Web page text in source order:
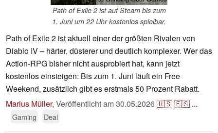
Path of Exile 2 ist auf Steam bis zum
1. Juni um 22 Uhr kostenlos spielbar.
Path of Exile 2 ist aktuell einer der größten Rivalen von
Diablo IV – härter, düsterer und deutlich komplexer. Wer das
Action-RPG bisher nicht ausprobiert hat, kann jetzt
kostenlos einsteigen: Bis zum 1. Juni läuft ein Free
Weekend, zusätzlich gibt es erstmals 50 Prozent Rabatt.
Marius Müller, Veröffentlicht am30.05.2026🇺🇸🇪🇸 ...
Gaming Deal